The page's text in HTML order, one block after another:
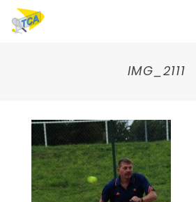
IMG_2111